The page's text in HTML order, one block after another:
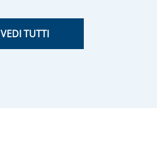
VEDI TUTTI